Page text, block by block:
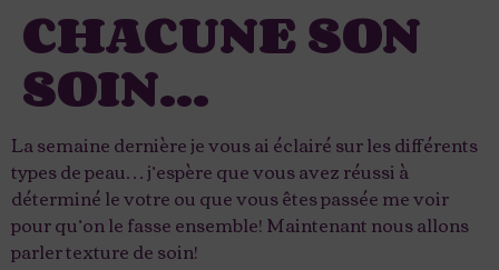
CHACUNE SON
SOIN…
La semaine dernière je vous ai éclairé sur les différents
types de peau… j’espère que vous avez réussi à
déterminé le votre ou que vous êtes passée me voir
pour qu’on le fasse ensemble! Maintenant nous allons
parler texture de soin!